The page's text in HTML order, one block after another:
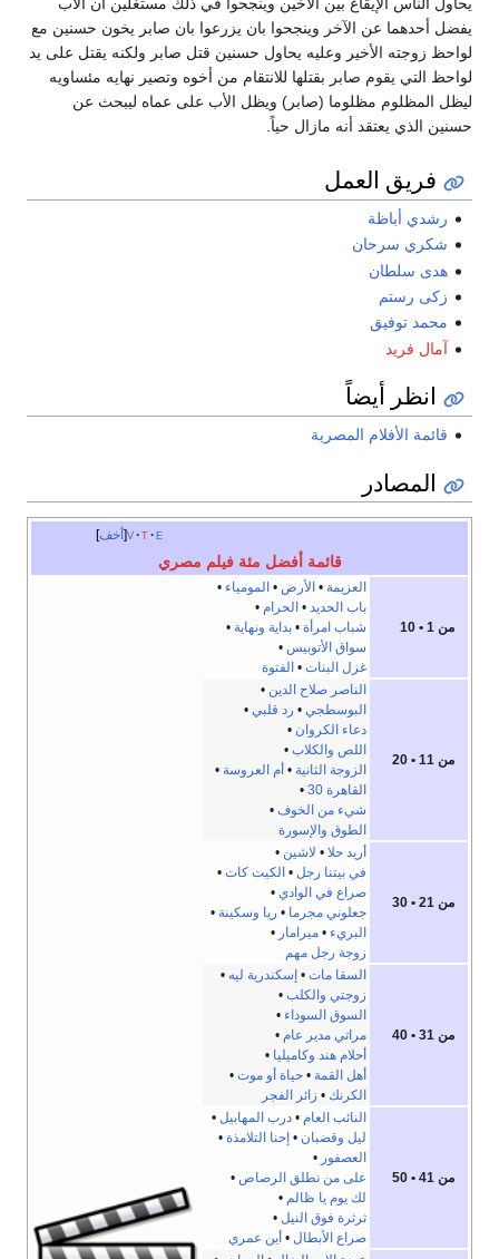
يحاول الناس الإيقاع بين الاخين وينجحوا في ذلك مستغلين أن الأب
يفضل أحدهما عن الآخر وينجحوا بان يزرعوا بان صابر يخون حسنين مع
لواحظ زوجته الأخير وعليه يحاول حسنين قتل صابر ولكنه يقتل على يد
لواحظ التي يقوم صابر بقتلها للانتقام من أخوه وتصير نهايه مئساويه
ليظل المظلوم مظلوما (صابر) ويظل الأب على عماه ليبحث عن
حسنين الذي يعتقد أنه مازال حياً.
فريق العمل
رشدي أباظة
شكري سرحان
هدى سلطان
زكى رستم
محمد توفيق
آمال فريد
انظر أيضاً
قائمة الأفلام المصرية
المصادر
أخف v t e
قائمة أفضل مئة فيلم مصري
من 1 • 10
العزيمة •الأرض •المومياء •
باب الحديد •الحرام •
شباب امرأة •بداية ونهاية •
سواق الأتوبيس •
غزل البنات •الفتوة
من 11 • 20
الناصر صلاح الدين •
البوسطجي • رد قلبي •
دعاء الكروان •
اللص والكلاب •
الزوجة الثانية •أم العروسة •
القاهرة 30
•
شيء من الخوف •
الطوق والإسورة
من 21 • 30
أريد حلا • لاشين •
في بيتنا رجل •الكيت كات •
صراع في الوادي •
جعلوني مجرما • ريا وسكينة •
البريء •ميرامار •
زوجة رجل مهم
من 31 • 40
السقا مات •إسكندرية ليه •
زوجتي والكلب •
السوق السوداء •
مراتي مدير عام •
أحلام هند وكاميليا •
أهل القمة •حياة أو موت •
الكرنك • زائر الفجر
من 41 • 50
النائب العام •درب المهابيل •
ليل وقضبان •إحنا التلامذة •
العصفور •
على من نطلق الرصاص •
لك يوم يا ظالم •
ثرثرة فوق النيل •
صراع الأبطال •أين عمري